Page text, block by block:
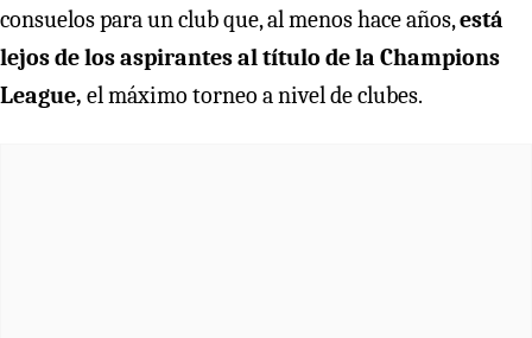
consuelos para un club que, al menos hace años,está
lejos de los aspirantes al título de la Champions
League, el máximo torneo a nivel de clubes.